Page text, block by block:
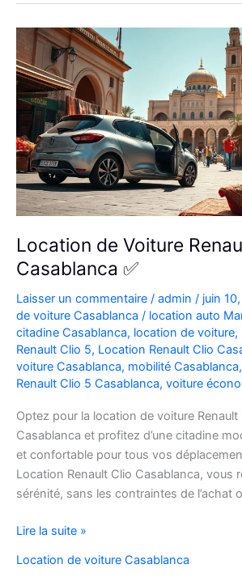
Aéroport
|
Location
Voiture
Casablanca
Location de Voiture
Casablanca ✅
Laisser un commentaire / admin / juin
de voiture Casablanca / location auto
citadine Casablanca, location de voiture,
Renault Clio 5, Location Renault Clio
voiture Casablanca, mobilité Casablanca,
Renault Clio 5 Casablanca, voiture
Optez pour la location de voiture Renault
Casablanca et profitez d’une citadine
et confortable pour tous vos
Location Renault Clio Casablanca, vous
sérénité, sans les contraintes de l’achat
Location
Voiture
Lire la suite »
Location de voiture Casablanca